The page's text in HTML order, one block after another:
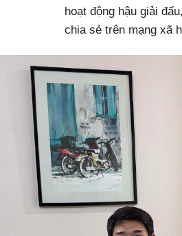
hoạt động hậu giải
chia sẻ trên mạng xã